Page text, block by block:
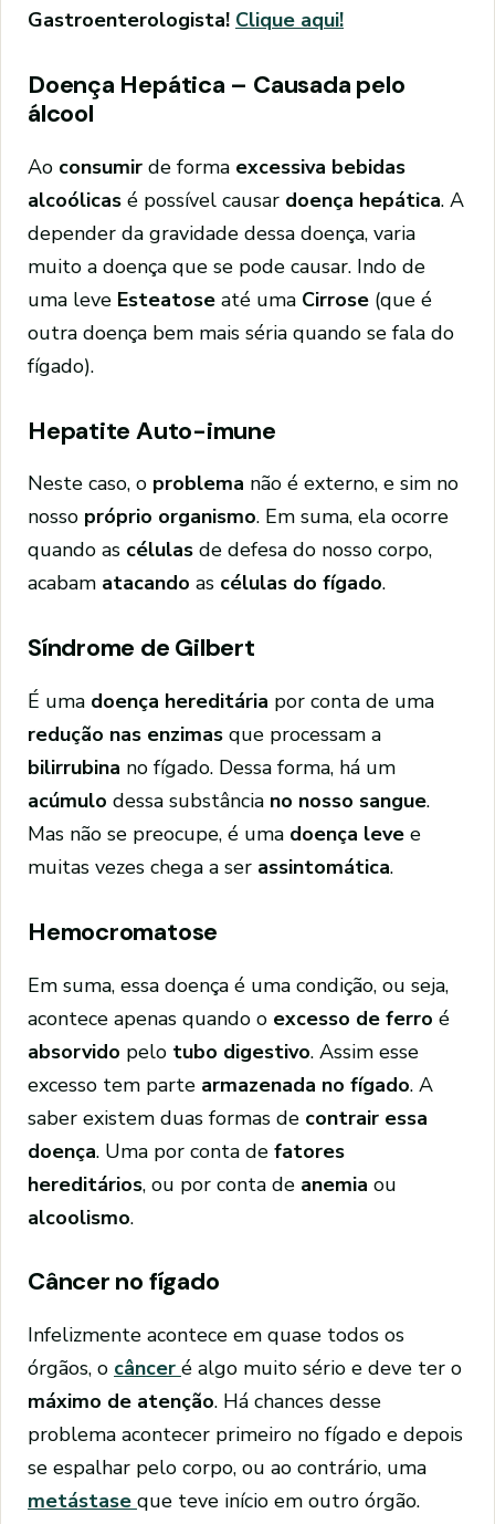
Gastroenterologista! Clique aqui!
Doença Hepática – Causada pelo
álcool
Ao consumir de forma excessiva bebidas
alcoólicas é possível causar doença hepática. A
depender da gravidade dessa doença, varia
muito a doença que se pode causar. Indo de
uma leve Esteatose até uma Cirrose (que é
outra doença bem mais séria quando se fala do
fígado).
Hepatite Auto-imune
Neste caso, o problema não é externo, e sim no
nosso próprio organismo. Em suma, ela ocorre
quando as células de defesa do nosso corpo,
acabam atacando as células do fígado.
Síndrome de Gilbert
É uma doença hereditária por conta de uma
redução nas enzimas que processam a
bilirrubina no fígado. Dessa forma, há um
acúmulo dessa substância no nosso sangue.
Mas não se preocupe, é uma doença leve e
muitas vezes chega a ser assintomática.
Hemocromatose
Em suma, essa doença é uma condição, ou seja,
acontece apenas quando o excesso de ferro é
absorvido pelo tubo digestivo. Assim esse
excesso tem parte armazenada no fígado. A
saber existem duas formas de contrair essa
doença. Uma por conta de fatores
hereditários, ou por conta de anemia ou
alcoolismo.
Câncer no fígado
Infelizmente acontece em quase todos os
órgãos, o câncer é algo muito sério e deve ter o
máximo de atenção. Há chances desse
problema acontecer primeiro no fígado e depois
se espalhar pelo corpo, ou ao contrário, uma
metástase que teve início em outro órgão.